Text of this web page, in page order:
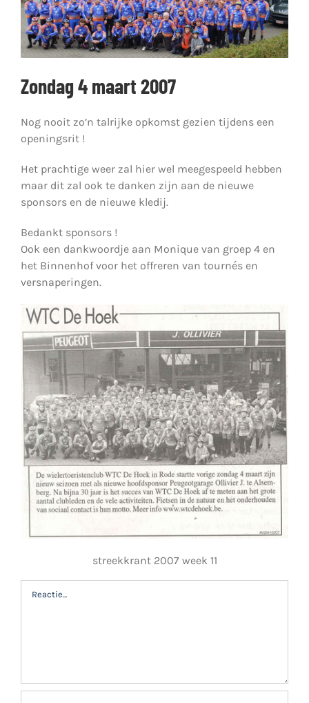
Zondag 4 maart 2007
Nog nooit zo’n talrijke opkomst gezien tijdens een
openingsrit !
Het prachtige weer zal hier wel meegespeeld hebben
maar dit zal ook te danken zijn aan de nieuwe
sponsors en de nieuwe kledij.
Bedankt sponsors !
Ook een dankwoordje aan Monique van groep 4 en
het Binnenhof voor het offreren van tournés en
versnaperingen.
streekkrant 2007 week 11